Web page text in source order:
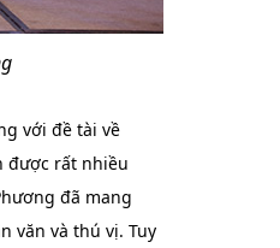
với đề tài về
được rất nhiều
đã mang
văn và thú vị. Tuy